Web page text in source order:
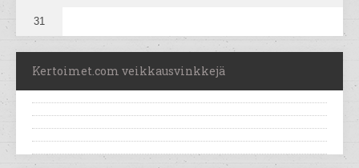
31
Kertoimet.com veikkausvinkkejä